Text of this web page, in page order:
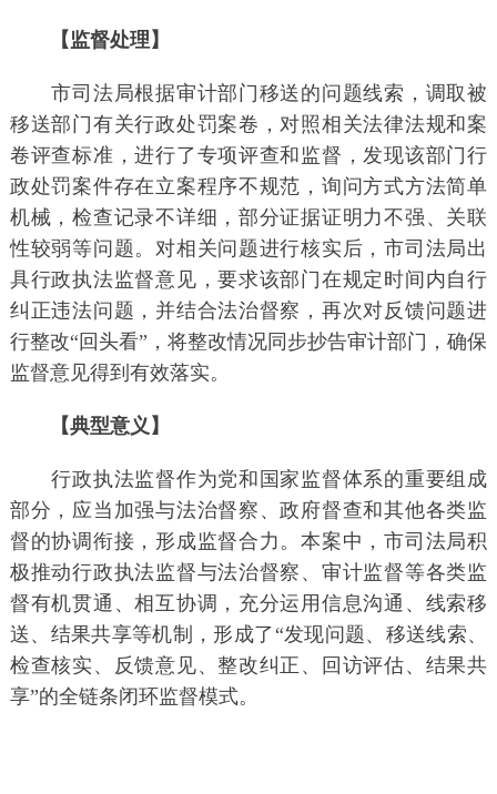
【监督处理】
市司法局根据审计部门移送的问题线索，调取被
移送部门有关行政处罚案卷，对照相关法律法规和案
卷评查标准，进行了专项评查和监督，发现该部门行
政处罚案件存在立案程序不规范，询问方式方法简单
机械，检查记录不详细，部分证据证明力不强、关联
性较弱等问题。对相关问题进行核实后，市司法局出
具行政执法监督意见，要求该部门在规定时间内自行
纠正违法问题，并结合法治督察，再次对反馈问题进
行整改“回头看”，将整改情况同步抄告审计部门，确保
监督意见得到有效落实。
【典型意义】
行政执法监督作为党和国家监督体系的重要组成
部分，应当加强与法治督察、政府督查和其他各类监
督的协调衔接，形成监督合力。本案中，市司法局积
极推动行政执法监督与法治督察、审计监督等各类监
督有机贯通、相互协调，充分运用信息沟通、线索移
送、结果共享等机制，形成了“发现问题、移送线索、
检查核实、反馈意见、整改纠正、回访评估、结果共
享”的全链条闭环监督模式。